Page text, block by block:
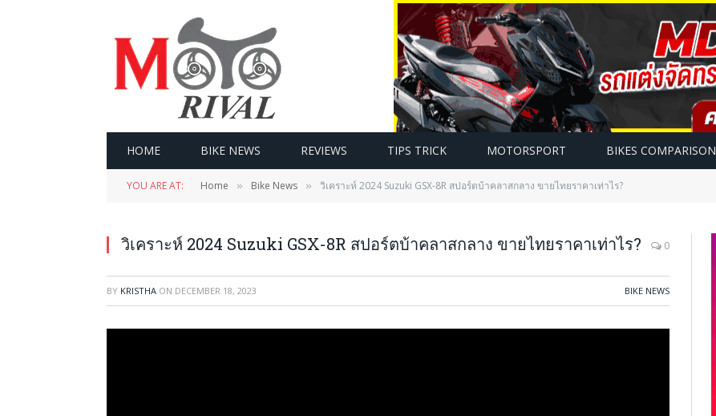
HOME BIKE NEWS REVIEWS TIPS TRICK MOTORSPORT BIKES COMPARISON
YOU ARE AT: Home » Bike News » วิเคราะห์ 2024 Suzuki GSX-8R สปอร์ตบ้าคลาสกลาง ขายไทยราคาเท่าไร?
วิเคราะห์ 2024 Suzuki GSX-8R สปอร์ตบ้าคลาสกลาง ขายไทยราคาเท่าไร? 0
BY KRISTHA ON DECEMBER 18, 2023 BIKE NEWS